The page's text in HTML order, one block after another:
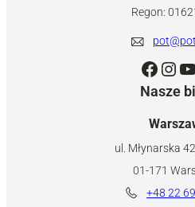
Regon:
Facebook Instagram YouTube
Nasze
ul. Młynarska
01-171
+48 22